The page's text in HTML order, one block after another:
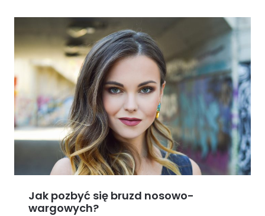
Jak pozbyć się bruzd nosowo-
wargowych?